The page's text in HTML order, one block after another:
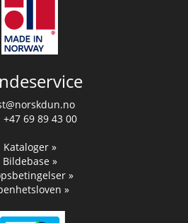
+47 69 89 43 00
Kataloger »
Bildebase »
»
»